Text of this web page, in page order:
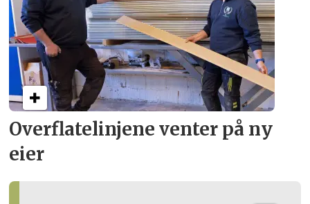
Overflate­linjene venter på ny
eier